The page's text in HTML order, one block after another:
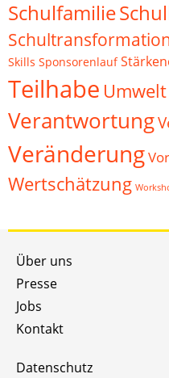
Schulfamilie
Skills Sponsorenlauf
Teilhabe Umwelt
Verantwortung
Veränderung
Wertschätzung
Über uns
Presse
Jobs
Kontakt
Datenschutz